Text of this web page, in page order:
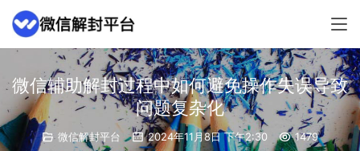
微信辅助解封过程中如何避免操作失误导致
问题复杂化
微信解封平台 2024年11月8日 下午2:30 1479